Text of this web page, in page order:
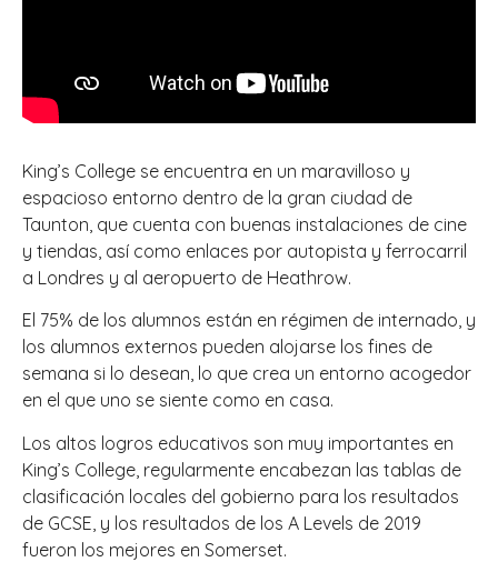
King’s College se encuentra en un maravilloso y
espacioso entorno dentro de la gran ciudad de
Taunton, que cuenta con buenas instalaciones de cine
y tiendas, así como enlaces por autopista y ferrocarril
a Londres y al aeropuerto de Heathrow.
El 75% de los alumnos están en régimen de internado, y
los alumnos externos pueden alojarse los fines de
semana si lo desean, lo que crea un entorno acogedor
en el que uno se siente como en casa.
Los altos logros educativos son muy importantes en
King’s College, regularmente encabezan las tablas de
clasificación locales del gobierno para los resultados
de GCSE, y los resultados de los A Levels de 2019
fueron los mejores en Somerset.